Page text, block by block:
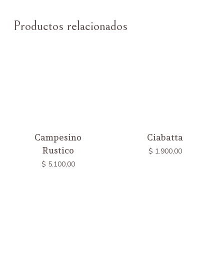
Productos relacionados
Campesino
Rustico
$ 5.100,00
Ciabatta
$ 1.900,00